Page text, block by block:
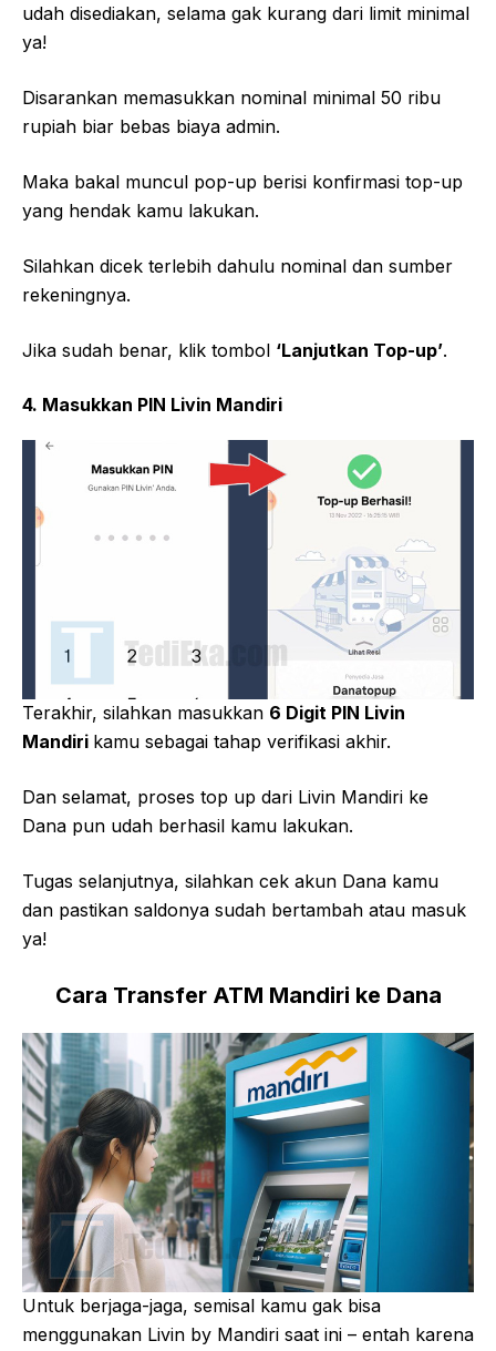
udah disediakan, selama gak kurang dari limit minimal
ya!
Disarankan memasukkan nominal minimal 50 ribu
rupiah biar bebas biaya admin.
Maka bakal muncul pop-up berisi konfirmasi top-up
yang hendak kamu lakukan.
Silahkan dicek terlebih dahulu nominal dan sumber
rekeningnya.
Jika sudah benar, klik tombol ‘Lanjutkan Top-up’.
4. Masukkan PIN Livin Mandiri
Terakhir, silahkan masukkan 6 Digit PIN Livin
Mandiri kamu sebagai tahap verifikasi akhir.
Dan selamat, proses top up dari Livin Mandiri ke
Dana pun udah berhasil kamu lakukan.
Tugas selanjutnya, silahkan cek akun Dana kamu
dan pastikan saldonya sudah bertambah atau masuk
ya!
Cara Transfer ATM Mandiri ke Dana
Untuk berjaga-jaga, semisal kamu gak bisa
menggunakan Livin by Mandiri saat ini – entah karena